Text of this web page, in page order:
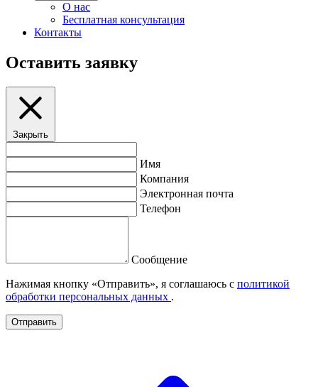
О нас
Бесплатная консультация
Контакты
Оставить заявку
Закрыть
Имя
Компания
Электронная почта
Телефон
Сообщение
Нажимая кнопку «Отправить», я соглашаюсь с политикой
обработки персональных данных .
Отправить